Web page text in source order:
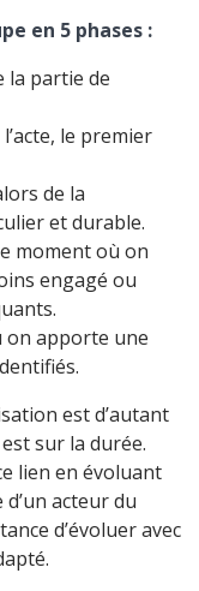
en 5 phases :
la partie de
le premier
de la
et durable.
moment où on
engagé ou
on apporte une
est d’autant
sur la durée.
lien en évoluant
acteur du
d’évoluer avec